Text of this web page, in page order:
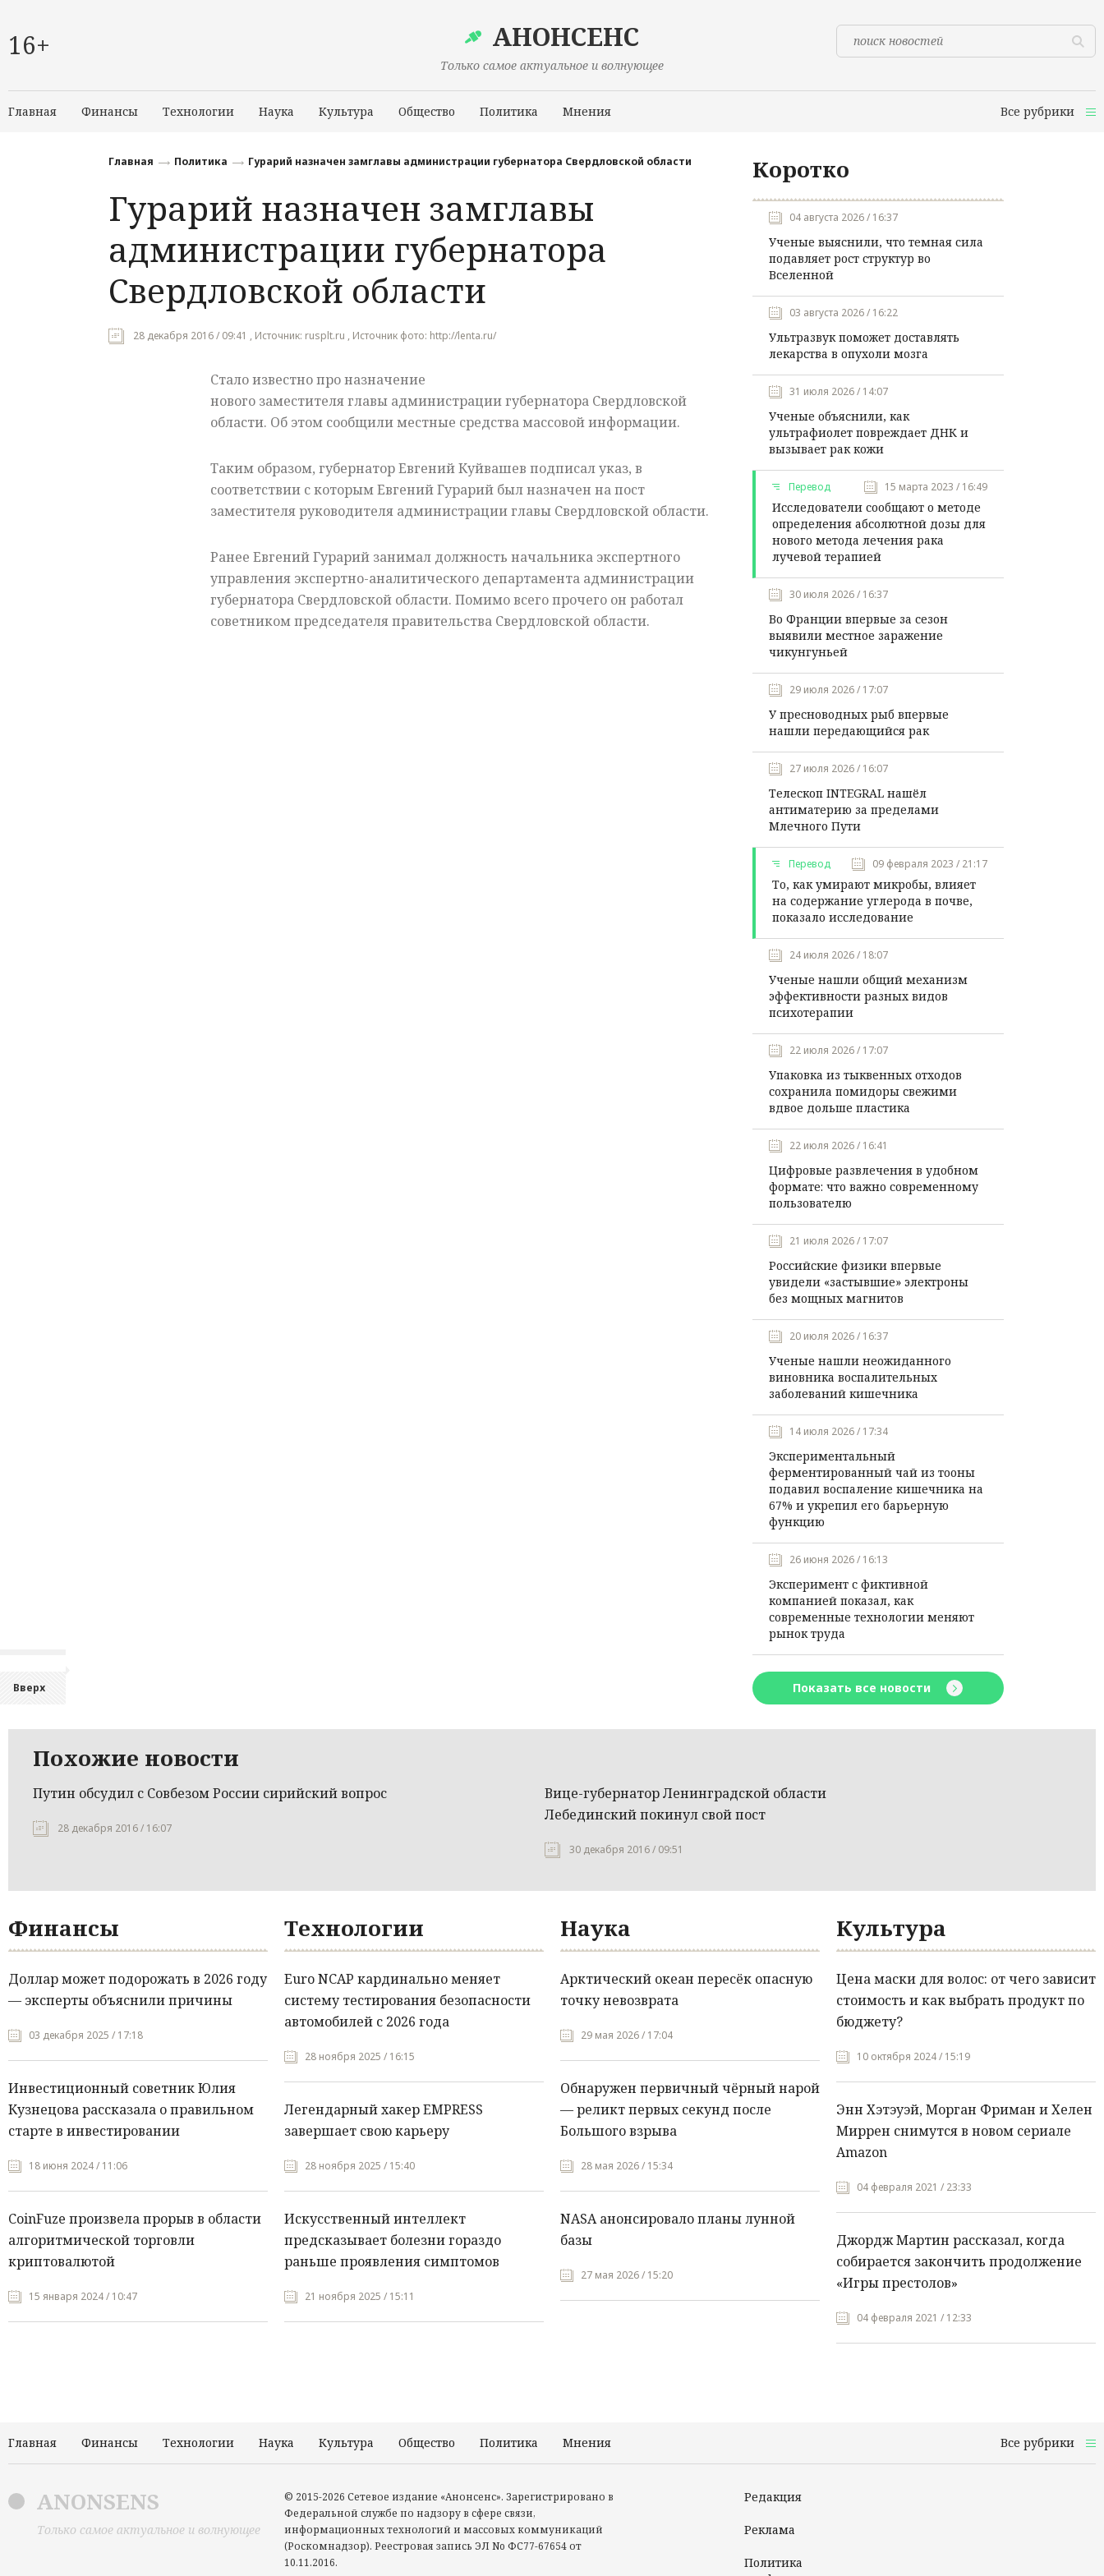
16+ АНОНСЕНС
Только самое актуальное и волнующее
Главная Финансы Технологии Наука Культура Общество Политика Мнения Все рубрики
Происшествия
Вверх
Главная Политика Гурарий назначен замглавы администрации губернатора Свердловской области
Гурарий назначен замглавы
администрации губернатора
Свердловской области
28 декабря 2016 / 09:41 , Источник: rusplt.ru , Источник фото: http://lenta.ru/
Стало известно про назначение
нового заместителя главы администрации губернатора Свердловской
области. Об этом сообщили местные средства массовой информации.
Таким образом, губернатор Евгений Куйвашев подписал указ, в
соответствии с которым Евгений Гурарий был назначен на пост
заместителя руководителя администрации главы Свердловской области.
Ранее Евгений Гурарий занимал должность начальника экспертного
управления экспертно-аналитического департамента администрации
губернатора Свердловской области. Помимо всего прочего он работал
советником председателя правительства Свердловской области.
Коротко
04 августа 2026 / 16:37
Ученые выяснили, что темная сила
подавляет рост структур во
Вселенной
03 августа 2026 / 16:22
Ультразвук поможет доставлять
лекарства в опухоли мозга
31 июля 2026 / 14:07
Ученые объяснили, как
ультрафиолет повреждает ДНК и
вызывает рак кожи
Перевод 15 марта 2023 / 16:49
Исследователи сообщают о методе
определения абсолютной дозы для
нового метода лечения рака
лучевой терапией
30 июля 2026 / 16:37
Во Франции впервые за сезон
выявили местное заражение
чикунгуньей
29 июля 2026 / 17:07
У пресноводных рыб впервые
нашли передающийся рак
27 июля 2026 / 16:07
Телескоп INTEGRAL нашёл
антиматерию за пределами
Млечного Пути
Перевод 09 февраля 2023 / 21:17
То, как умирают микробы, влияет
на содержание углерода в почве,
показало исследование
24 июля 2026 / 18:07
Ученые нашли общий механизм
эффективности разных видов
психотерапии
22 июля 2026 / 17:07
Упаковка из тыквенных отходов
сохранила помидоры свежими
вдвое дольше пластика
22 июля 2026 / 16:41
Цифровые развлечения в удобном
формате: что важно современному
пользователю
21 июля 2026 / 17:07
Российские физики впервые
увидели «застывшие» электроны
без мощных магнитов
20 июля 2026 / 16:37
Ученые нашли неожиданного
виновника воспалительных
заболеваний кишечника
14 июля 2026 / 17:34
Экспериментальный
ферментированный чай из тооны
подавил воспаление кишечника на
67% и укрепил его барьерную
функцию
26 июня 2026 / 16:13
Эксперимент с фиктивной
компанией показал, как
современные технологии меняют
рынок труда
Показать все новости
Похожие новости
Путин обсудил с Совбезом России сирийский вопрос
28 декабря 2016 / 16:07
Вице-губернатор Ленинградской области
Лебединский покинул свой пост
30 декабря 2016 / 09:51
Финансы
Доллар может подорожать в 2026 году
— эксперты объяснили причины
03 декабря 2025 / 17:18
Инвестиционный советник Юлия
Кузнецова рассказала о правильном
старте в инвестировании
18 июня 2024 / 11:06
CoinFuze произвела прорыв в области
алгоритмической торговли
криптовалютой
15 января 2024 / 10:47
Технологии
Euro NCAP кардинально меняет
систему тестирования безопасности
автомобилей с 2026 года
28 ноября 2025 / 16:15
Легендарный хакер EMPRESS
завершает свою карьеру
28 ноября 2025 / 15:40
Искусственный интеллект
предсказывает болезни гораздо
раньше проявления симптомов
21 ноября 2025 / 15:11
Наука
Арктический океан пересёк опасную
точку невозврата
29 мая 2026 / 17:04
Обнаружен первичный чёрный нарой
— реликт первых секунд после
Большого взрыва
28 мая 2026 / 15:34
NASA анонсировало планы лунной
базы
27 мая 2026 / 15:20
Культура
Цена маски для волос: от чего зависит
стоимость и как выбрать продукт по
бюджету?
10 октября 2024 / 15:19
Энн Хэтэуэй, Морган Фриман и Хелен
Миррен снимутся в новом сериале
Amazon
04 февраля 2021 / 23:33
Джордж Мартин рассказал, когда
собирается закончить продолжение
«Игры престолов»
04 февраля 2021 / 12:33
Главная Финансы Технологии Наука Культура Общество Политика Мнения Все рубрики
ANONSENS
Только самое актуальное и волнующее
© 2015-2026 Сетевое издание «Анонсенс». Зарегистрировано в
Федеральной службе по надзору в сфере связи,
информационных технологий и массовых коммуникаций
(Роскомнадзор). Реестровая запись ЭЛ No ФС77-67654 от
10.11.2016.
Редакция
Реклама
Политика